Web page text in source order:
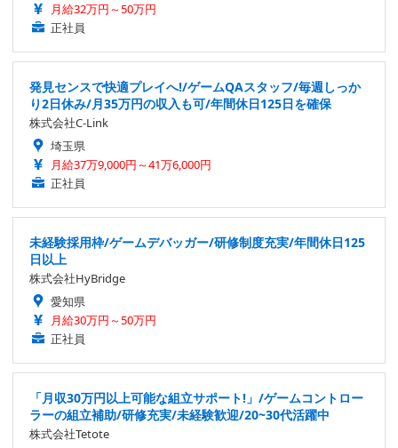
月給32万円～50万円
正社員
発見センスで快適プレイへ!/ゲームQAスタッフ/毎週しっか
り2日休み/月35万円の収入も可/年間休日125日を確保
株式会社C-Link
埼玉県
月給37万9,000円～41万6,000円
正社員
未経験採用枠/ゲームデバッガー/研修制度充実/年間休日125
日以上
株式会社HyBridge
愛知県
月給30万円～50万円
正社員
「月収30万円以上可能な組立サポート!」/ゲームコントロー
ラーの組立補助/研修充実/未経験歓迎/20~30代活躍中
株式会社Tetote